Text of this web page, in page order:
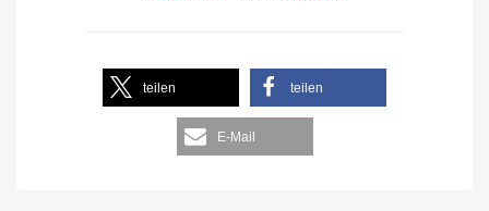
teilen teilen
E-Mail